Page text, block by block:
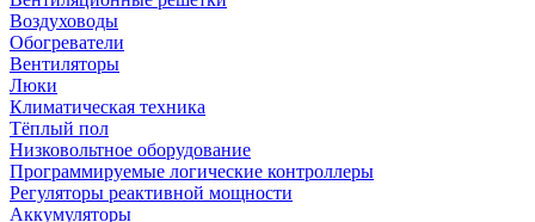
Воздуховоды
Обогреватели
Вентиляторы
Люки
Климатическая техника
Тёплый пол
Низковольтное оборудование
Программируемые логические контроллеры
Регуляторы реактивной мощности
Аккумуляторы